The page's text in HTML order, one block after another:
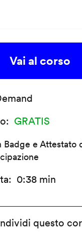
Vai al corso
GRATIS
Badge e Attestato
0:38 min
questo